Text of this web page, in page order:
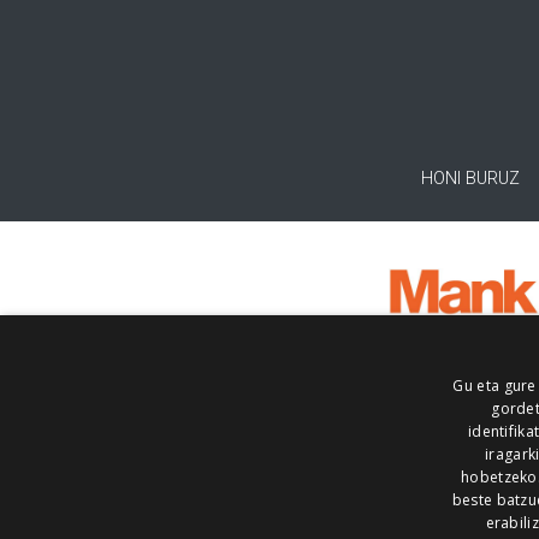
HONI BURUZ
Gu eta
hobetzeko.
beste